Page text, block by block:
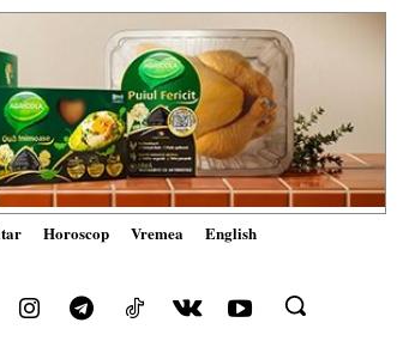
Horoscop Vremea English